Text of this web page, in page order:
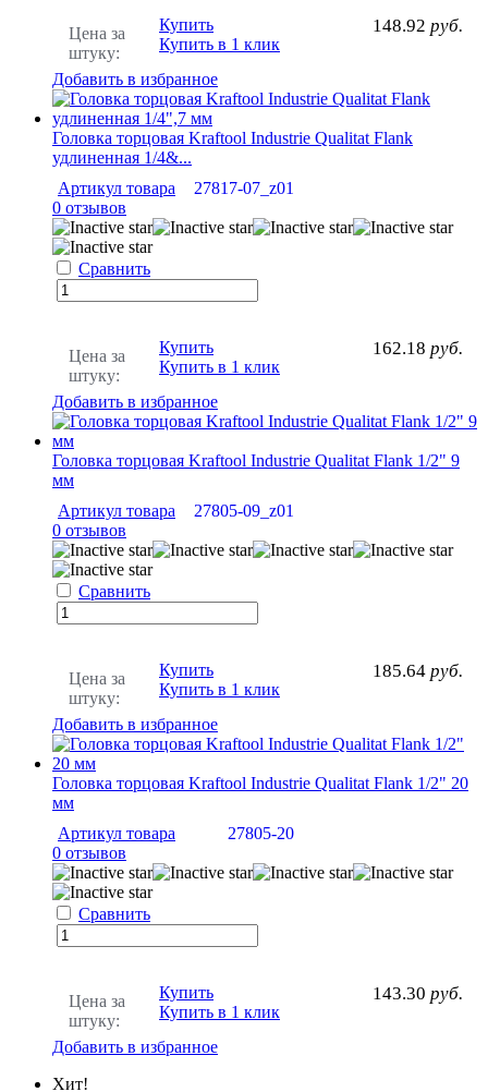
Цена за
штуку:
148.92 руб.
Купить
Купить в 1 клик
Добавить в избранное
Головка торцовая Kraftool Industrie Qualitat Flank
удлиненная 1/4&...
Артикул товара
27817-07_z01
0 отзывов
Сравнить
Цена за
штуку:
162.18 руб.
Купить
Купить в 1 клик
Добавить в избранное
Головка торцовая Kraftool Industrie Qualitat Flank 1/2" 9
мм
Артикул товара
27805-09_z01
0 отзывов
Сравнить
Цена за
штуку:
185.64 руб.
Купить
Купить в 1 клик
Добавить в избранное
Головка торцовая Kraftool Industrie Qualitat Flank 1/2" 20
мм
Артикул товара
27805-20
0 отзывов
Сравнить
Цена за
штуку:
143.30 руб.
Купить
Купить в 1 клик
Добавить в избранное
Хит!